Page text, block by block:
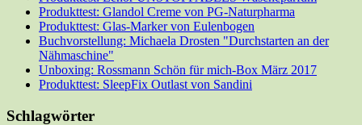
Produkttest: Glandol Creme von PG-Naturpharma
Produkttest: Glas-Marker von Eulenbogen
Buchvorstellung: Michaela Drosten "Durchstarten an der
Nähmaschine"
Unboxing: Rossmann Schön für mich-Box März 2017
Produkttest: SleepFix Outlast von Sandini
Schlagwörter